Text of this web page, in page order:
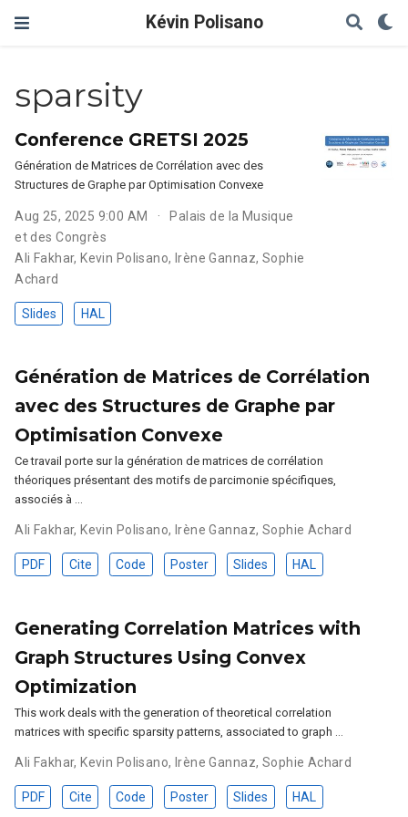
Kévin Polisano
sparsity
Conference GRETSI 2025
Génération de Matrices de Corrélation avec des
Structures de Graphe par Optimisation Convexe
Aug 25, 2025 9:00 AM
Palais de la Musique
et des Congrès
Ali Fakhar, Kevin Polisano, Irène Gannaz, Sophie
Achard
Slides HAL
Génération de Matrices de Corrélation
avec des Structures de Graphe par
Optimisation Convexe
Ce travail porte sur la génération de matrices de corrélation
théoriques présentant des motifs de parcimonie spécifiques,
associés à …
Ali Fakhar, Kevin Polisano, Irène Gannaz, Sophie Achard
PDF Cite Code Poster Slides HAL
Generating Correlation Matrices with
Graph Structures Using Convex
Optimization
This work deals with the generation of theoretical correlation
matrices with specific sparsity patterns, associated to graph …
Ali Fakhar, Kevin Polisano, Irène Gannaz, Sophie Achard
PDF Cite Code Poster Slides HAL